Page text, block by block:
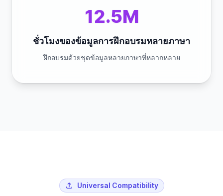
12.5M
ชั่วโมงของข้อมูลการฝึกอบรมหลายภาษา
ฝึกอบรมด้วยชุดข้อมูลหลายภาษาที่หลากหลาย
Universal Compatibility